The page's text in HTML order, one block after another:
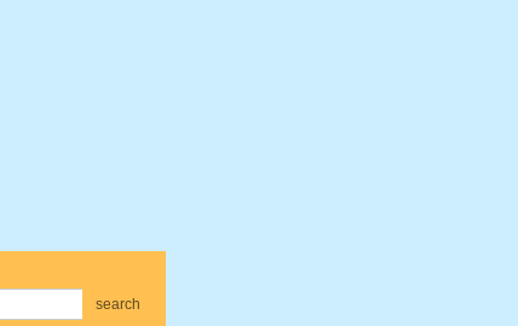
search